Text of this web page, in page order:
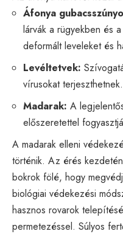
Áfonya
lárvák a rügyekben és
deformált leveleket és
Levéltetvek:
vírusokat terjeszthetnek.
Madarak: A
előszeretettel
A madarak elleni
történik. Az érés
bokrok fölé, hogy
biológiai védekezési
hasznos rovarok
permetezéssel. Súlyos